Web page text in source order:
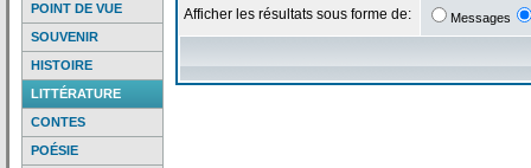
POINT DE VUE
SOUVENIR
HISTOIRE
LITTÉRATURE
CONTES
POÉSIE
Afficher les résultats sous forme de: Messages